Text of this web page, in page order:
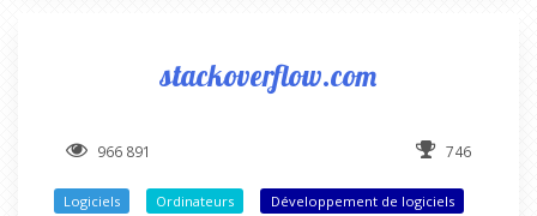
stackoverflow.com
966 891 746
Logiciels Ordinateurs
Développement de logiciels